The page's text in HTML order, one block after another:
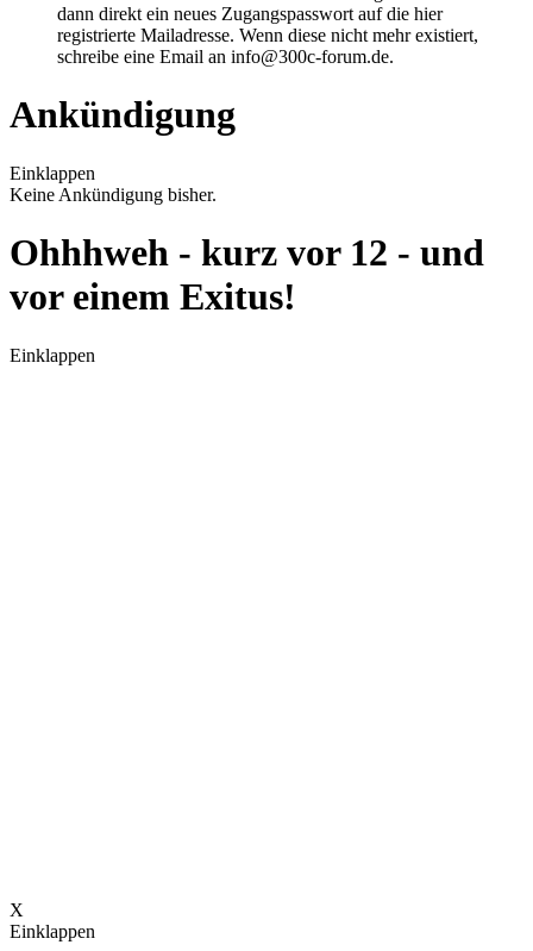
dann direkt ein neues Zugangspasswort auf die hier
registrierte Mailadresse. Wenn diese nicht mehr existiert,
schreibe eine Email an info@300c-forum.de.
Ankündigung
Einklappen
Keine Ankündigung bisher.
Ohhhweh - kurz vor 12 - und
vor einem Exitus!
Einklappen
X
Einklappen